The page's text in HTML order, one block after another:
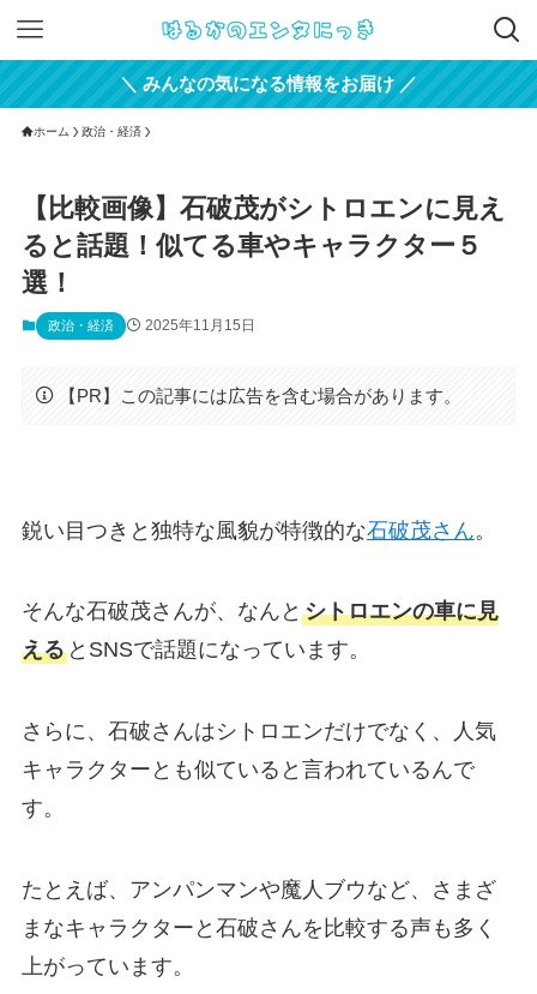
＼ みんなの気になる情報をお届け ／
ホーム 政治・経済
【比較画像】石破茂がシトロエンに見え
ると話題！似てる車やキャラクター５
選！
政治・経済 2025年11月15日
【PR】この記事には広告を含む場合があります。
鋭い目つきと独特な風貌が特徴的な石破茂さん。
そんな石破茂さんが、なんと シトロエンの車に見
えるとSNSで話題になっています。
さらに、石破さんはシトロエンだけでなく、人気
キャラクターとも似ていると言われているんで
す。
たとえば、アンパンマンや魔人ブウなど、さまざ
まなキャラクターと石破さんを比較する声も多く
上がっています。